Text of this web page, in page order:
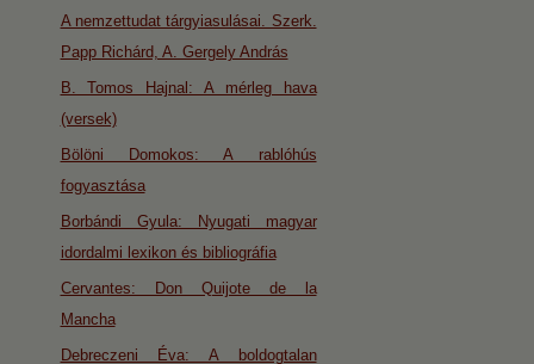
A nemzettudat tárgyiasulásai. Szerk.
Papp Richárd, A. Gergely András
B. Tomos Hajnal: A mérleg hava
(versek)
Bölöni Domokos: A rablóhús
fogyasztása
Borbándi Gyula: Nyugati magyar
idordalmi lexikon és bibliográfia
Cervantes: Don Quijote de la
Mancha
Debreczeni Éva: A boldogtalan